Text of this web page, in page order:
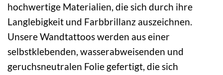
hochwertige Materialien, die sich durch ihre
Langlebigkeit und Farbbrillanz auszeichnen.
Unsere Wandtattoos werden aus einer
selbstklebenden, wasserabweisenden und
geruchsneutralen Folie gefertigt, die sich